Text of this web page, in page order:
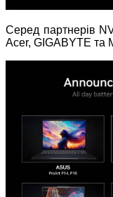
Серед партнерів
Acer, GIGABYTE та